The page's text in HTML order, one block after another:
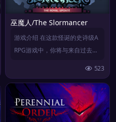
巫魔人/The Slormancer
游戏介绍 在这款怪诞的史诗级A
RPG游戏中，你将与来自过去的
523